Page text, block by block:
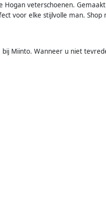
Hogan veterschoenen.
voor elke stijlvolle man. Shop
bij Miinto. Wanneer u niet